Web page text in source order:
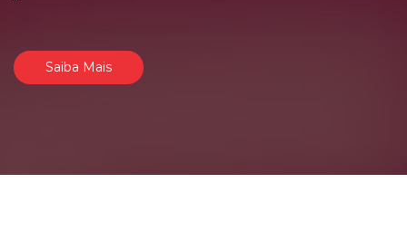
Saiba Mais